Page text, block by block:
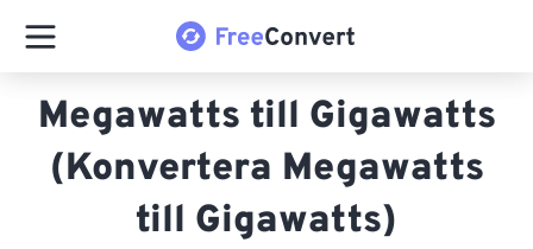
Megawatts till Gigawatts
(Konvertera Megawatts
till Gigawatts)